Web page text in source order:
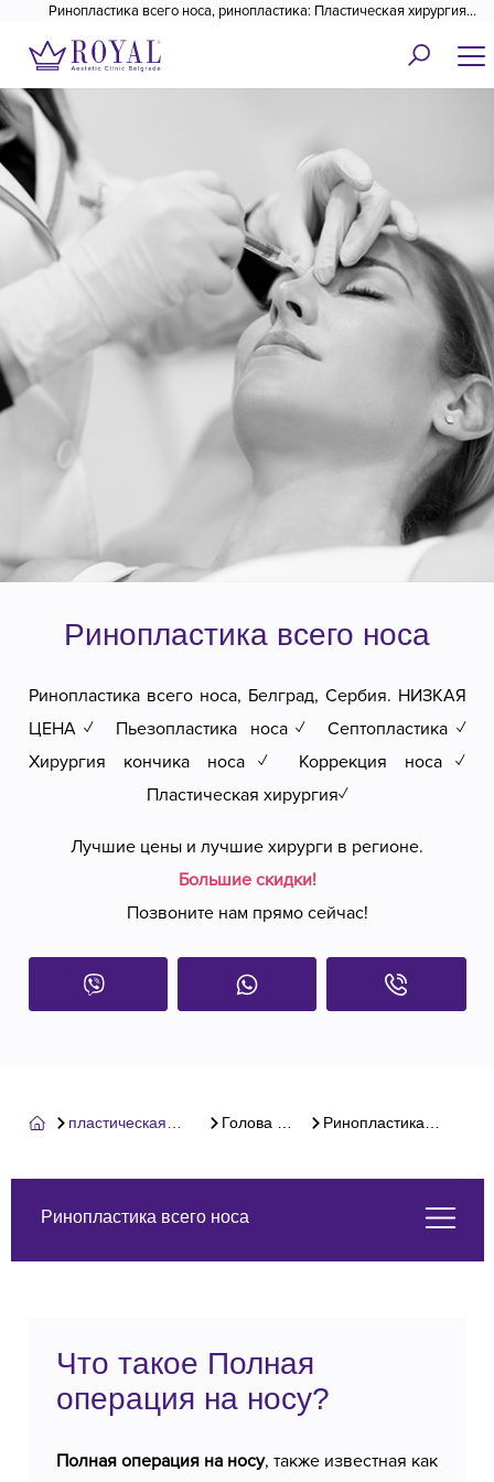
Ринопластика всего носа, ринопластика: Пластическая хирургия
Ринопластика всего носа
Ринопластика всего носа, Белград, Сербия. НИЗКАЯ
ЦЕНА✓ Пьезопластика носа✓ Септопластика✓
Хирургия кончика носа✓ Коррекция носа✓
Пластическая хирургия✓
Лучшие цены и лучшие хирурги в регионе.
Большие скидки!
Позвоните нам прямо сейчас!
пластическая
Голова и
Ринопластика
Ринопластика всего носа
Услуги, которые мы предлагаем
Что такое Полная
операция на носу?
Полная операция на носу, также известная как